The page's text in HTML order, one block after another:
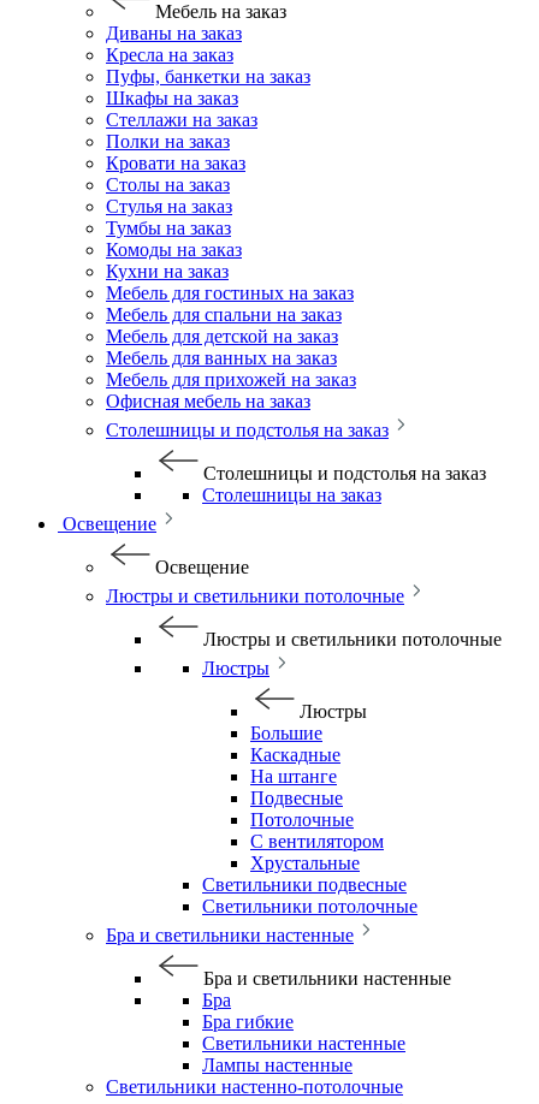
Мебель на заказ
Диваны на заказ
Кресла на заказ
Пуфы, банкетки на заказ
Шкафы на заказ
Стеллажи на заказ
Полки на заказ
Кровати на заказ
Столы на заказ
Стулья на заказ
Тумбы на заказ
Комоды на заказ
Кухни на заказ
Мебель для гостиных на заказ
Мебель для спальни на заказ
Мебель для детской на заказ
Мебель для ванных на заказ
Мебель для прихожей на заказ
Офисная мебель на заказ
Столешницы и подстолья на заказ
Столешницы и подстолья на заказ
Столешницы на заказ
Освещение
Освещение
Люстры и светильники потолочные
Люстры и светильники потолочные
Люстры
Люстры
Большие
Каскадные
На штанге
Подвесные
Потолочные
С вентилятором
Хрустальные
Светильники подвесные
Светильники потолочные
Бра и светильники настенные
Бра и светильники настенные
Бра
Бра гибкие
Светильники настенные
Лампы настенные
Светильники настенно-потолочные